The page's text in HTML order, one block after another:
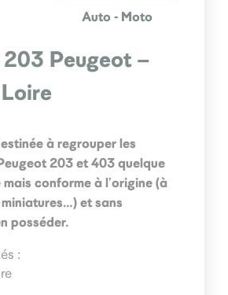
Peugeot –
à regrouper les
203 et 403 quelque
conforme à l’origine (à
miniatures…) et sans
posséder.
:
Auto - Moto